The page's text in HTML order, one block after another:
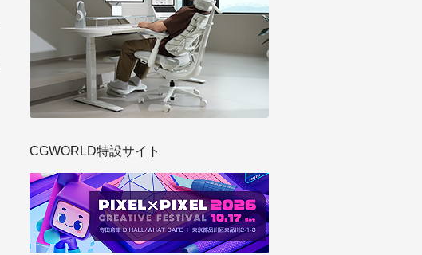
CGWORLD特設サイト